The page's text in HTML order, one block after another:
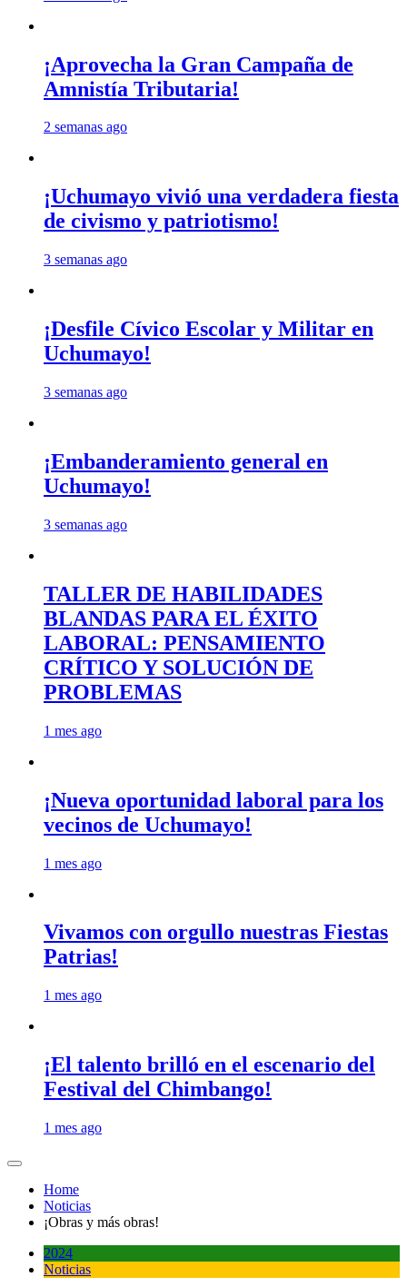
¡Aprovecha la Gran Campaña de
Amnistía Tributaria!
2 semanas ago
¡Uchumayo vivió una verdadera fiesta
de civismo y patriotismo!
3 semanas ago
¡Desfile Cívico Escolar y Militar en
Uchumayo!
3 semanas ago
¡Embanderamiento general en
Uchumayo!
3 semanas ago
TALLER DE HABILIDADES
BLANDAS PARA EL ÉXITO
LABORAL: PENSAMIENTO
CRÍTICO Y SOLUCIÓN DE
PROBLEMAS
1 mes ago
¡Nueva oportunidad laboral para los
vecinos de Uchumayo!
1 mes ago
Vivamos con orgullo nuestras Fiestas
Patrias!
1 mes ago
¡El talento brilló en el escenario del
Festival del Chimbango!
1 mes ago
Home
Noticias
¡Obras y más obras!
2024
Noticias